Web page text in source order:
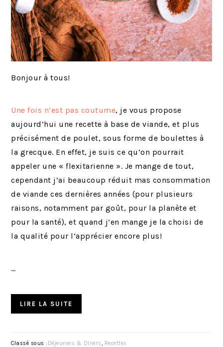
Bonjour à tous!
Une fois n’est pas coutume, je vous propose
aujourd’hui une recette à base de viande, et plus
précisément de poulet, sous forme de boulettes à
la grecque. En effet, je suis ce qu’on pourrait
appeler une « flexitarienne ». Je mange de tout,
cependant j’ai beaucoup réduit mas consommation
de viande ces dernières années (pour plusieurs
raisons, notamment par goût, pour la planète et
pour la santé), et quand j’en mange je la choisi de
la qualité pour l’apprécier encore plus!
…
LIRE LA SUITE
Classé sous : Déjeuners & Dîners, Recettes